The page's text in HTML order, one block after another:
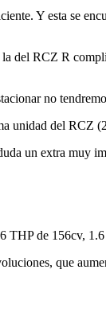
Y esta se
del RCZ R
no
unidad del RCZ
un extra muy
THP de 156cv,
que